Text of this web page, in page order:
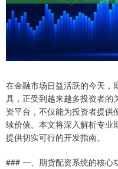
在金融市场日益活跃的今天，
具，正受到越来越多投资者的
资平台，不仅能为投资者提
续价值。本文将深入解析专业
提供切实可行的开发指南。
### 一、期货配资系统的核心